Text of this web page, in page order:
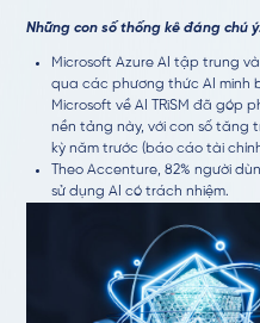
Những con số thống kê đáng chú
Microsoft Azure AI tập trung
qua các phương thức AI minh
Microsoft về AI TRiSM đã góp
nền tảng này, với con số tăng
kỳ năm trước (báo cáo tài
TheoAccenture,82% người
sử dụng AI có trách nhiệm.